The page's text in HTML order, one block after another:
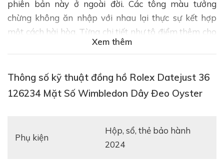
phiên bản này ở ngoài đời. Các tông màu tưởng
chừng không ăn nhập với nhau lại thực sự kết hợp
một cách hài hòa. Từng chi tiết như tô điểm thêm cho
nhau, khiến cho chiếc đồng hồ trở nên đặc biệt.
Xem thêm
Thông số kỹ thuật đồng hồ Rolex Datejust 36
126234 Mặt Số Wimbledon Dây Đeo Oyster
Phụ kiện
Hộp, sổ, thẻ bảo hành
2024